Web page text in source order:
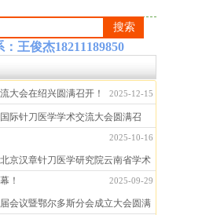
搜索
王俊杰18211189850
刀医学学术交流大会...
究院第十七届国际针刀医...
医学新程——北京汉章针...
大会在绍兴圆满召开！ 2025-12-15
际针刀医学学术交流大会圆满召
2025-10-16
京汉章针刀医学研究院云南省学术
！
2025-09-29
会议暨鄂尔多斯分会成立大会圆满